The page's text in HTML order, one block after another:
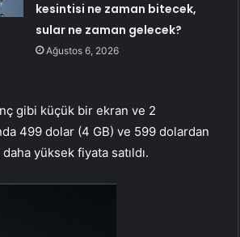
kesintisi ne zaman bitecek,
sular ne zaman gelecek?
Ağustos 6, 2026
gibi küçük bir ekran ve 2
499 dolar (4 GB) ve 599 dolardan
daha yüksek fiyata satıldı.